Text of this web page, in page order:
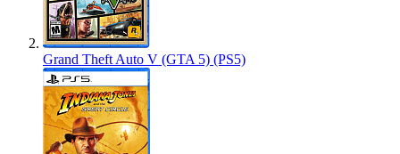
Grand Theft Auto V (GTA 5) (PS5)